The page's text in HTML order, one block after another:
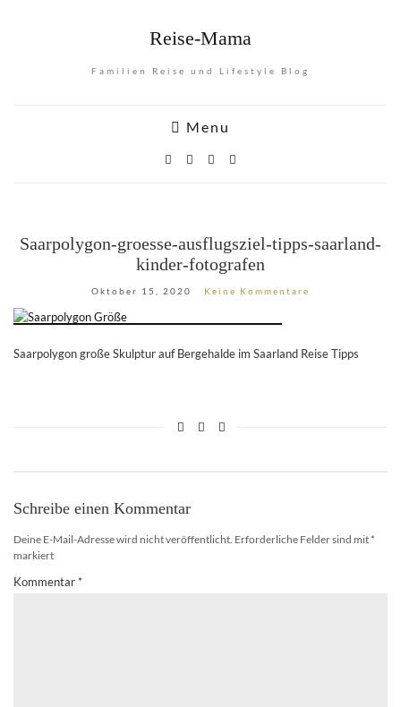
Reise-Mama
Familien Reise und Lifestyle Blog
Menu
Saarpolygon-groesse-ausflugsziel-tipps-saarland-
kinder-fotografen
Oktober 15, 2020 Keine Kommentare
Saarpolygon große Skulptur auf Bergehalde im Saarland Reise Tipps
Schreibe einen Kommentar
Deine E-Mail-Adresse wird nicht veröffentlicht. Erforderliche Felder sind mit *
markiert
Kommentar *